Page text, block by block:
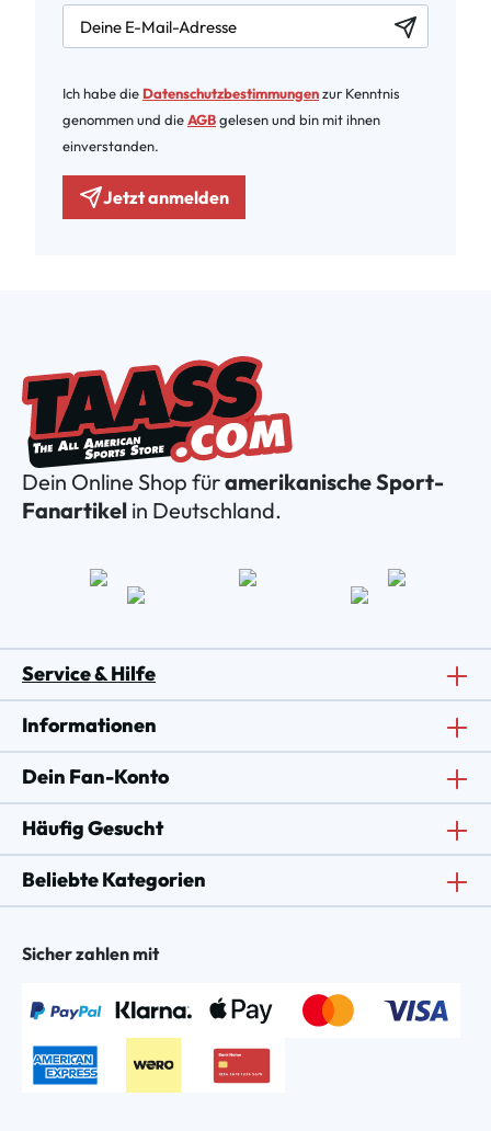
newsletter.labelEmail
Ich habe die Datenschutzbestimmungenzur Kenntnis
genommen und dieAGBgelesen und bin mit ihnen
einverstanden.
Jetzt anmelden
Dein Online Shop füramerikanische Sport-
Fanartikel in Deutschland.
Service & Hilfe
Informationen
Dein Fan-Konto
Häufig Gesucht
Beliebte Kategorien
Sicher zahlen mit